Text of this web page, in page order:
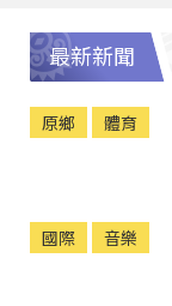
最新新聞
原鄉 體育
國際 音樂